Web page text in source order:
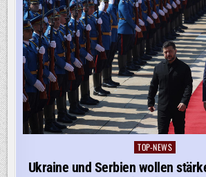
Posted
TOP-NEWS
Ukraine und Serbien wollen